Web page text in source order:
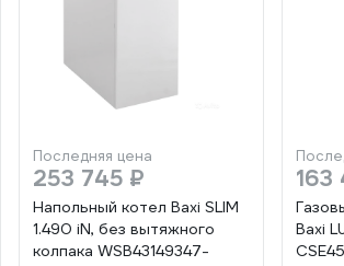
Последняя цена
253 745 ₽
Напольный котел Baxi SLIM
1.490 iN, без вытяжного
колпака WSB43149347-
Baxi